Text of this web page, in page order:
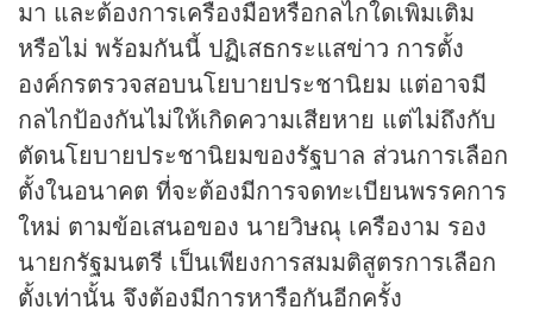
มา และต้องการเครื่องมือหรือกลไกใดเพิ่มเติม
หรือไม่ พร้อมกันนี้ ปฏิเสธกระแสข่าว การตั้ง
องค์กรตรวจสอบนโยบายประชานิยม แต่อาจมี
กลไกป้องกันไม่ให้เกิดความเสียหาย แต่ไม่ถึงกับ
ตัดนโยบายประชานิยมของรัฐบาล ส่วนการเลือก
ตั้งในอนาคต ที่จะต้องมีการจดทะเบียนพรรคการ
ใหม่ ตามข้อเสนอของ นายวิษณุ เครืองาม รอง
นายกรัฐมนตรี เป็นเพียงการสมมติสูตรการเลือก
ตั้งเท่านั้น จึงต้องมีการหารือกันอีกครั้ง